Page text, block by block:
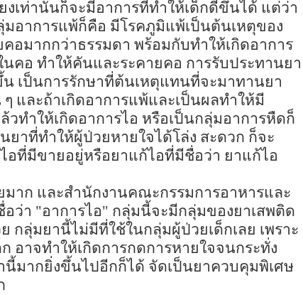
เท่านั้นก็จะมีอาการที่ทำให้เด็กดีขึ้นได้ แต่ว่า
อาการแพ้ก็คือ มีโรคภูมิแพ้เป็นต้นเหตุของ
อมากกว่าธรรมดา พร้อมกับทำให้เกิดอาการ
คอ ทำให้คันและระคายคอ การรับประทานยา
เป็นการรักษาที่ต้นเหตุแทนที่จะมาทานยา
และถ้าเกิดอาการแพ้และเป็นผลทำให้มี
ทำให้เกิดอาการไอ หรือเป็นกลุ่มอาการหืดก็
าที่ทำให้ผู้ป่วยหายใจได้โล่ง สะดวก ก็จะ
อที่มีขายอยู่หรือยาแก้ไอที่มีชื่อว่า ยาแก้ไอ
าก และสำนักงานคณะกรรมการอาหารและ
ว่า "อาการไอ" กลุ่มนี้จะมีกลุ่มของยาเสพติด
กลุ่มยานี้ไม่มีที่ใช้ในกลุ่มผู้ป่วยเด็กเลย เพราะ
อาจทำให้เกิดการกดการหายใจจนกระทั่ง
มากยิ่งขึ้นไปอีกก็ได้ จัดเป็นยาควบคุมพิเศษ